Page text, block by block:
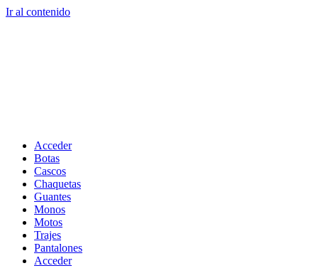
Ir al contenido
Acceder
Botas
Cascos
Chaquetas
Guantes
Monos
Motos
Trajes
Pantalones
Acceder